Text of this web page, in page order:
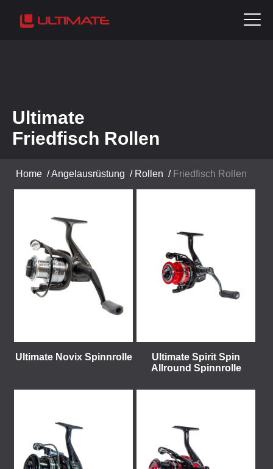
Ultimate
Friedfisch Rollen
Home /Angelausrüstung / Rollen / Friedfisch Rollen
Ultimate Novix Spinnrolle
Ultimate Spirit Spin
Allround Spinnrolle